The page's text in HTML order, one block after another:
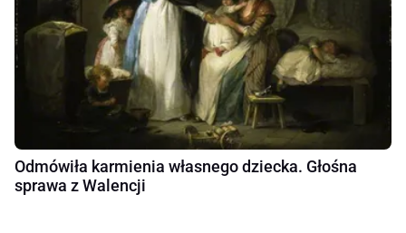
Odmówiła karmienia własnego dziecka. Głośna
sprawa z Walencji